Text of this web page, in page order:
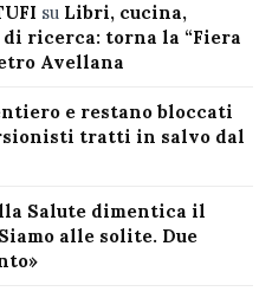
su Libri, cucina,
ricerca: torna la “Fiera
Avellana
e restano bloccati
tratti in salvo dal
Salute dimentica il
alle solite. Due